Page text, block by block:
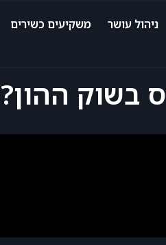
ניהול עושר משקיעים כשירים
בשוק ההון?